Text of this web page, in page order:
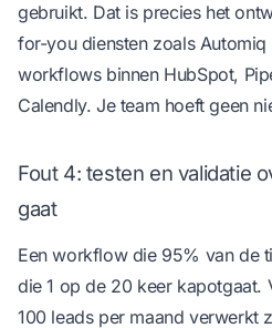
gebruikt. Dat is precies het
for-you diensten zoals Automiq
workflows binnen HubSpot,
Calendly. Je team hoeft geen
Fout 4: testen en validatie
gaat
Een workflow die 95% van de
die 1 op de 20 keer kapotgaat.
100 leads per maand verwerkt